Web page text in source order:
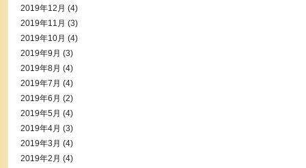
2019年12月 (4)
2019年11月 (3)
2019年10月 (4)
2019年9月 (3)
2019年8月 (4)
2019年7月 (4)
2019年6月 (2)
2019年5月 (4)
2019年4月 (3)
2019年3月 (4)
2019年2月 (4)